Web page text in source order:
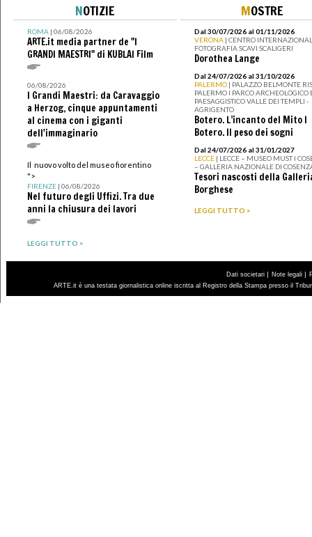
NOTIZIE
ROMA| 06/08/2026
ARTE.it media partner de "I
GRANDI MAESTRI" di KUBLAI Film
06/08/2026
I Grandi Maestri: da Caravaggio
a Herzog, cinque appuntamenti
al cinema con i giganti
dell'immaginario
Il nuovo volto del museo fiorentino
">
FIRENZE| 06/08/2026
Nel futuro degli Uffizi. Tra due
anni la chiusura dei lavori
LEGGI TUTTO >
MOSTRE
Dal 30/07/2026 al 01/11/2026
VERONA | CENTRO
FOTOGRAFIA SCAVI SCALIGERI
Dorothea Lange
Dal 24/07/2026 al 31/10/2026
PALERMO | PALAZZO BELMONTE
PALERMO I PARCO ARCHEOLOGICO
PAESAGGISTICO VALLE DEI TEMPLI -
AGRIGENTO
Botero. L’incanto del Mito I
Botero. Il peso dei sogni
Dal 24/07/2026 al 31/01/2027
LECCE | LECCE – MUSEO MUST I
– GALLERIA NAZIONALE DI
Tesori nascosti della
Borghese
LEGGI TUTTO >
Dati societari | Note legali |
ARTE.it è una testata giornalistica online iscritta al Registro della Stampa presso il